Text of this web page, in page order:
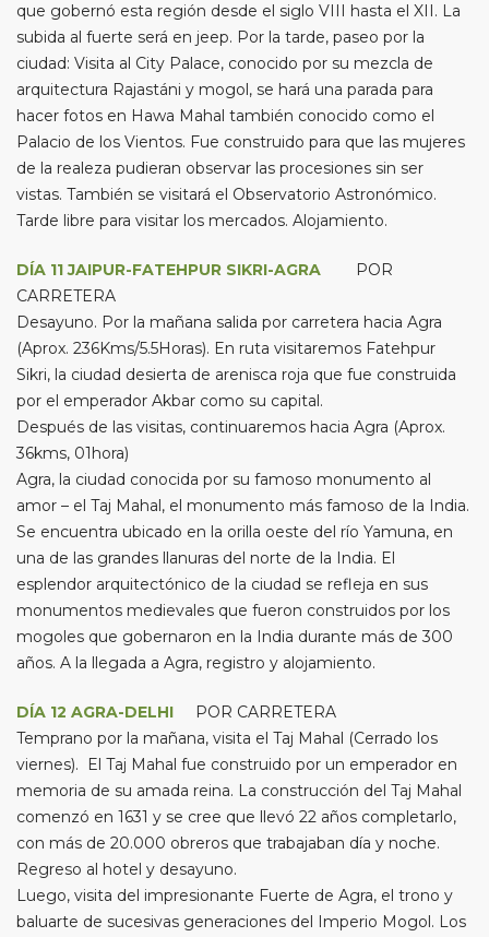
que gobernó esta región desde el siglo VIII hasta el XII. La
subida al fuerte será en jeep. Por la tarde, paseo por la
ciudad: Visita al City Palace, conocido por su mezcla de
arquitectura Rajastáni y mogol, se hará una parada para
hacer fotos en Hawa Mahal también conocido como el
Palacio de los Vientos. Fue construido para que las mujeres
de la realeza pudieran observar las procesiones sin ser
vistas. También se visitará el Observatorio Astronómico.
Tarde libre para visitar los mercados. Alojamiento.
DÍA 11 JAIPUR-FATEHPUR SIKRI-AGRA POR
CARRETERA
Desayuno. Por la mañana salida por carretera hacia Agra
(Aprox. 236Kms/5.5Horas). En ruta visitaremos Fatehpur
Sikri, la ciudad desierta de arenisca roja que fue construida
por el emperador Akbar como su capital.
Después de las visitas, continuaremos hacia Agra (Aprox.
36kms, 01hora)
Agra, la ciudad conocida por su famoso monumento al
amor – el Taj Mahal, el monumento más famoso de la India.
Se encuentra ubicado en la orilla oeste del río Yamuna, en
una de las grandes llanuras del norte de la India. El
esplendor arquitectónico de la ciudad se refleja en sus
monumentos medievales que fueron construidos por los
mogoles que gobernaron en la India durante más de 300
años. A la llegada a Agra, registro y alojamiento.
DÍA 12 AGRA-DELHI POR CARRETERA
Temprano por la mañana, visita el Taj Mahal (Cerrado los
viernes). El Taj Mahal fue construido por un emperador en
memoria de su amada reina. La construcción del Taj Mahal
comenzó en 1631 y se cree que llevó 22 años completarlo,
con más de 20.000 obreros que trabajaban día y noche.
Regreso al hotel y desayuno.
Luego, visita del impresionante Fuerte de Agra, el trono y
baluarte de sucesivas generaciones del Imperio Mogol. Los